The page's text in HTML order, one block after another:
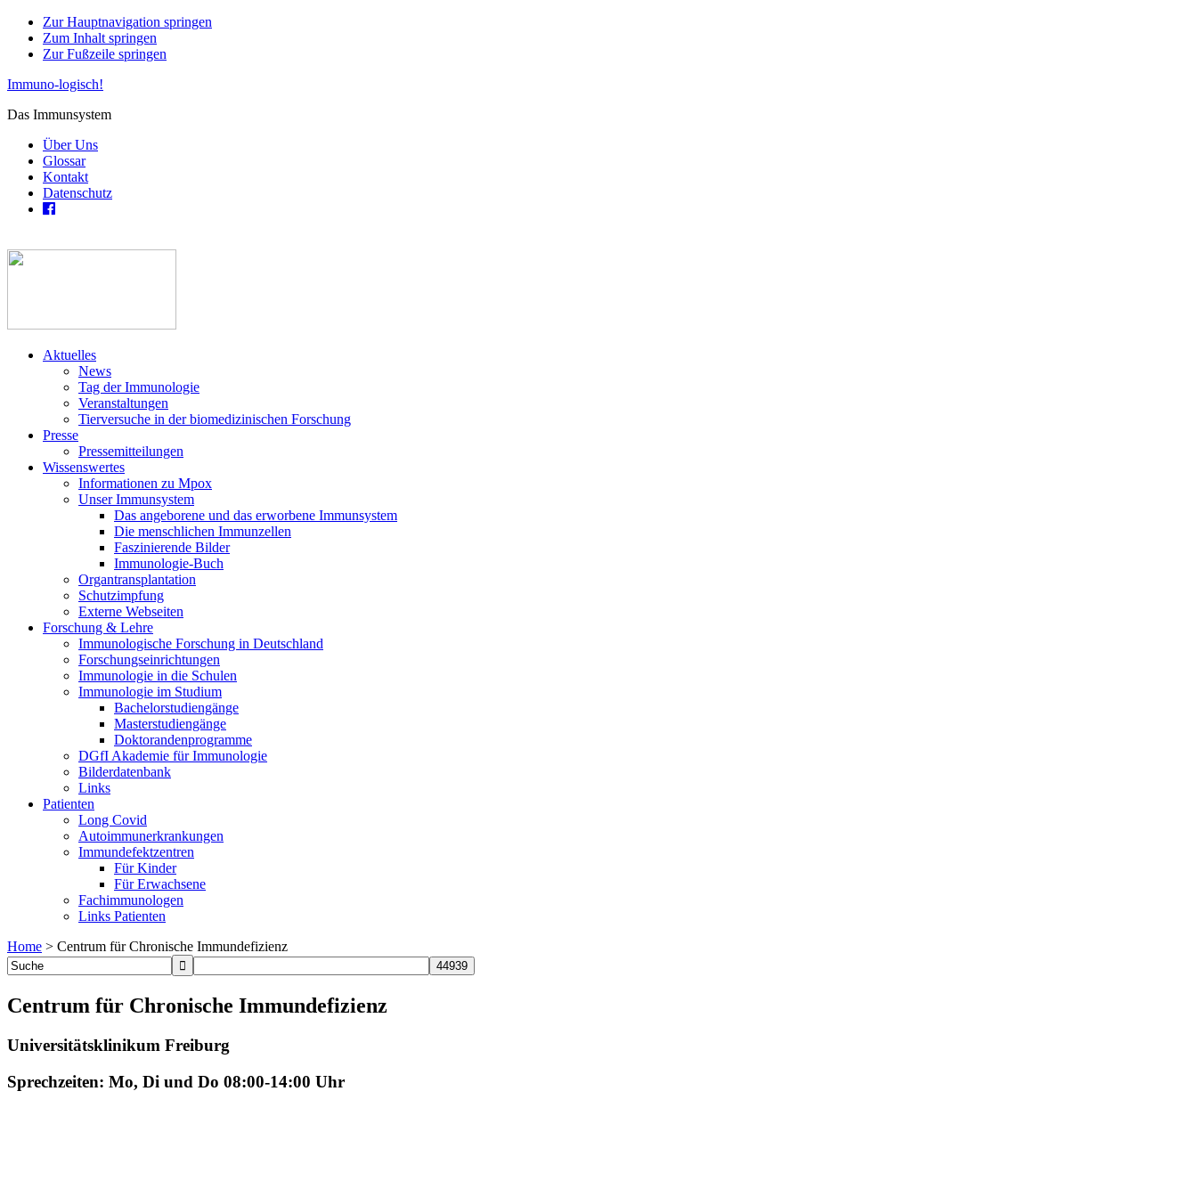
Zur Hauptnavigation springen
Zum Inhalt springen
Zur Fußzeile springen
Immuno-logisch!
Das Immunsystem
Über Uns
Glossar
Kontakt
Datenschutz
Aktuelles
News
Tag der Immunologie
Veranstaltungen
Tierversuche in der biomedizinischen Forschung
Presse
Pressemitteilungen
Wissenswertes
Informationen zu Mpox
Unser Immunsystem
Das angeborene und das erworbene Immunsystem
Die menschlichen Immunzellen
Faszinierende Bilder
Immunologie-Buch
Organtransplantation
Schutzimpfung
Externe Webseiten
Forschung & Lehre
Immunologische Forschung in Deutschland
Forschungseinrichtungen
Immunologie in die Schulen
Immunologie im Studium
Bachelorstudiengänge
Masterstudiengänge
Doktorandenprogramme
DGfI Akademie für Immunologie
Bilderdatenbank
Links
Patienten
Long Covid
Autoimmunerkrankungen
Immundefektzentren
Für Kinder
Für Erwachsene
Fachimmunologen
Links Patienten
Home > Centrum für Chronische Immundefizienz
Centrum für Chronische Immundefizienz
Universitätsklinikum Freiburg
Sprechzeiten: Mo, Di und Do 08:00-14:00 Uhr